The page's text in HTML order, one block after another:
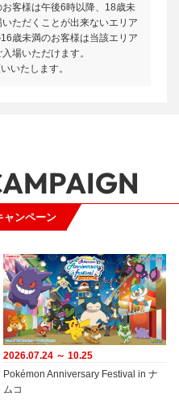
客様は午後6時以降、18歳未
ただくことが出来ないエリア
歳未満のお客様は当該エリア
場いただけます。
いたします。
ャンペーン
2026.07.24 ～ 10.25
Pokémon Anniversary Festival in ナ
ムコ